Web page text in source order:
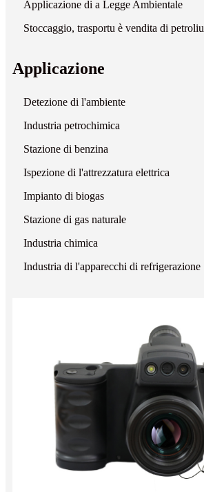
Applicazione di a Legge Ambientale
Stoccaggio, trasportu è vendita di petroliu
Applicazione
Detezione di l'ambiente
Industria petrochimica
Stazione di benzina
Ispezione di l'attrezzatura elettrica
Impianto di biogas
Stazione di gas naturale
Industria chimica
Industria di l'apparecchi di refrigerazione